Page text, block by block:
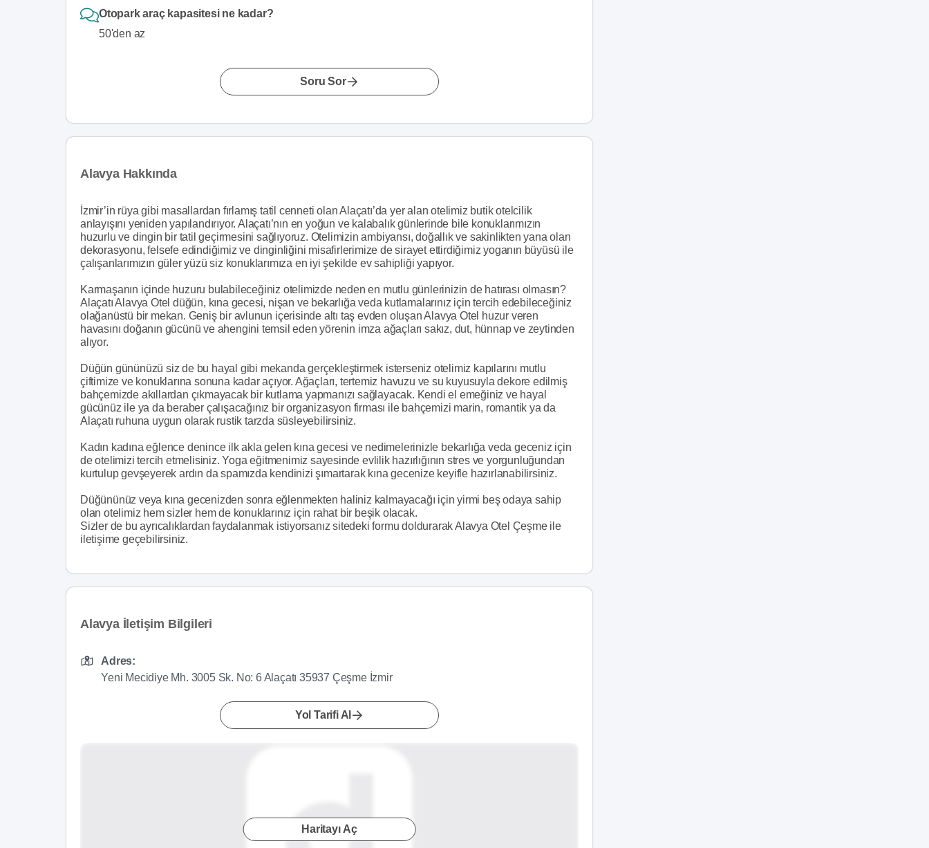
Otopark araç kapasitesi ne kadar?
50'den az
Soru Sor
Alavya Hakkında
İzmir’in rüya gibi masallardan fırlamış tatil cenneti olan Alaçatı’da yer alan otelimiz butik otelcilik
anlayışını yeniden yapılandırıyor. Alaçatı’nın en yoğun ve kalabalık günlerinde bile konuklarımızın
huzurlu ve dingin bir tatil geçirmesini sağlıyoruz. Otelimizin ambiyansı, doğallık ve sakinlikten yana olan
dekorasyonu, felsefe edindiğimiz ve dinginliğini misafirlerimize de sirayet ettirdiğimiz yoganın büyüsü ile
çalışanlarımızın güler yüzü siz konuklarımıza en iyi şekilde ev sahipliği yapıyor.
Karmaşanın içinde huzuru bulabileceğiniz otelimizde neden en mutlu günlerinizin de hatırası olmasın?
Alaçatı Alavya Otel düğün, kına gecesi, nişan ve bekarlığa veda kutlamalarınız için tercih edebileceğiniz
olağanüstü bir mekan. Geniş bir avlunun içerisinde altı taş evden oluşan Alavya Otel huzur veren
havasını doğanın gücünü ve ahengini temsil eden yörenin imza ağaçları sakız, dut, hünnap ve zeytinden
alıyor.
Düğün gününüzü siz de bu hayal gibi mekanda gerçekleştirmek isterseniz otelimiz kapılarını mutlu
çiftimize ve konuklarına sonuna kadar açıyor. Ağaçları, tertemiz havuzu ve su kuyusuyla dekore edilmiş
bahçemizde akıllardan çıkmayacak bir kutlama yapmanızı sağlayacak. Kendi el emeğiniz ve hayal
gücünüz ile ya da beraber çalışacağınız bir organizasyon firması ile bahçemizi marin, romantik ya da
Alaçatı ruhuna uygun olarak rustik tarzda süsleyebilirsiniz.
Kadın kadına eğlence denince ilk akla gelen kına gecesi ve nedimelerinizle bekarlığa veda geceniz için
de otelimizi tercih etmelisiniz. Yoga eğitmenimiz sayesinde evlilik hazırlığının stres ve yorgunluğundan
kurtulup gevşeyerek ardın da spamızda kendinizi şımartarak kına gecenize keyifle hazırlanabilirsiniz.
Düğününüz veya kına gecenizden sonra eğlenmekten haliniz kalmayacağı için yirmi beş odaya sahip
olan otelimiz hem sizler hem de konuklarınız için rahat bir beşik olacak.
Sizler de bu ayrıcalıklardan faydalanmak istiyorsanız sitedeki formu doldurarak Alavya Otel Çeşme ile
iletişime geçebilirsiniz.
Alavya İletişim Bilgileri
Adres:
Yeni Mecidiye Mh. 3005 Sk. No: 6 Alaçatı 35937 Çeşme İzmir
Yol Tarifi Al
Haritayı Aç